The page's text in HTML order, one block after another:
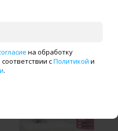
на обработку
сПолитикой и
.